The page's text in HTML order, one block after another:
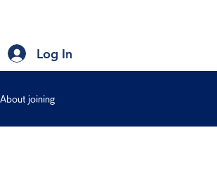
Log In
About joining